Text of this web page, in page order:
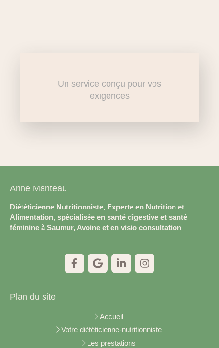
Un service conçu pour vos
exigences
Anne Manteau
Diététicienne Nutritionniste, Experte en Nutrition et
Alimentation, spécialisée en santé digestive et santé
féminine à Saumur, Avoine et en visio consultation
Plan du site
Accueil
Votre diététicienne-nutritionniste
Les prestations